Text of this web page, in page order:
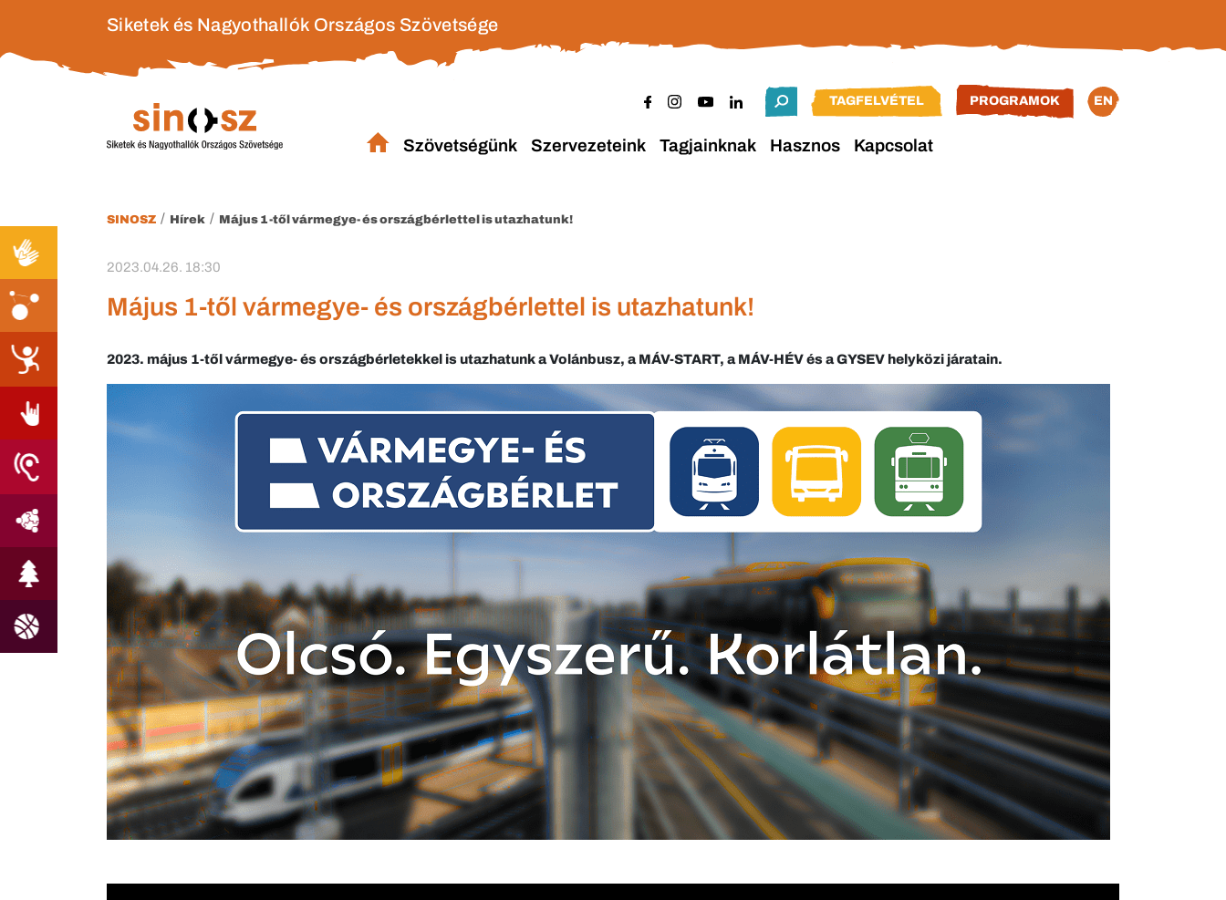
Siketek és Nagyothallók Országos Szövetsége
TAGFELVÉTEL PROGRAMOK EN
Szövetségünk Szervezeteink Tagjainknak Hasznos Kapcsolat
SINOSZ / Hírek / Május 1-től vármegye- és országbérlettel is utazhatunk!
2023.04.26. 18:30
Május 1-től vármegye- és országbérlettel is utazhatunk!
2023. május 1-től vármegye- és országbérletekkel is utazhatunk a Volánbusz, a MÁV-START, a MÁV-HÉV és a GYSEV helyközi járatain.